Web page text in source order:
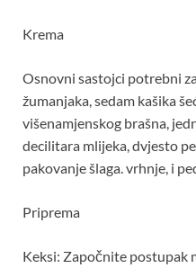
Krema
Osnovni sastojci potrebni
žumanjaka, sedam kašika
višenamjenskog brašna,
decilitara mlijeka, dvjesto
pakovanje šlaga. vrhnje, i
Priprema
Keksi: Započnite postupak